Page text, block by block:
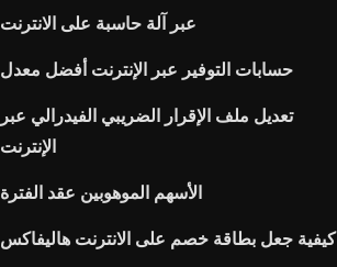
عبر آلة حاسبة على الانترنت
حسابات التوفير عبر الإنترنت أفضل معدل
تعديل ملف الإقرار الضريبي الفيدرالي عبر
الإنترنت
الأسهم الموهوبين عقد الفترة
كيفية جعل بطاقة خصم على الانترنت هاليفاكس